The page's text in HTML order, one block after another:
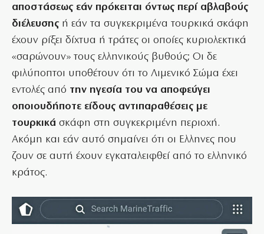
αποστάσεως εάν πρόκειται όντως περί αβλαβούς
διέλευσης ή εάν τα συγκεκριμένα τουρκικά σκάφη
έχουν ρίξει δίχτυα ή τράτες οι οποίες κυριολεκτικά
«σαρώνουν» τους ελληνικούς βυθούς; Οι δε
φιλύποπτοι υποθέτουν ότι το Λιμενικό Σώμα έχει
εντολές από την ηγεσία του να αποφεύγει
οποιουδήποτε είδους αντιπαραθέσεις με
τουρκικά σκάφη στη συγκεκριμένη περιοχή.
Ακόμη και εάν αυτό σημαίνει ότι οι Ελληνες που
ζουν σε αυτή έχουν εγκαταλειφθεί από το ελληνικό
κράτος.